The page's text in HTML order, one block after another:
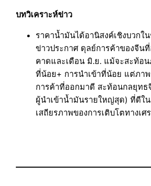
บทวิเคราะห์ข่าว
ราคาน้ำมันได้อานิสงค์เชิงบวกใ
ข่าวประกาศ ดุลย์การค้าของจีน
คาดและเดือน มิ.ย. แม้จะสะท้อ
ที่น้อย+ การนำเข้าที่น้อย แต่ภาพ
การค้าที่ออกมาดี สะท้อนกลยุทธ
ผู้นำเข้าน้ำมันรายใหญ่สุด) ที่ดีใ
เสถียรภาพของการเติบโตทางเศ